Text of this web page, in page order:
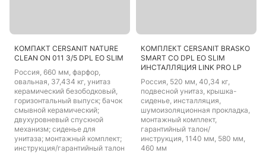
КОМПАКТ CERSANIT NATURE
CLEAN ON 011 3/5 DPL EO SLIM
Россия, 660 мм, фарфор,
овальная, 37,434 кг, унитаз
керамический безободковый,
горизонтальный выпуск; бачок
смывной керамический;
двухуровневый спускной
механизм; сиденье для
унитаза; монтажный комплект;
инструкция/гарантийный талон
КОМПЛЕКТ CERSANIT BRASKO
SMART CO DPL EO SLIM
ИНСТАЛЛЯЦИЯ LINK PRO LP
Россия, 520 мм, 40,34 кг,
подвесной унитаз, крышка-
сиденье, инсталляция,
шумоизоляционная прокладка,
монтажный комплект,
гарантийный талон/
инструкция, 1140 мм, 580 мм,
460 мм